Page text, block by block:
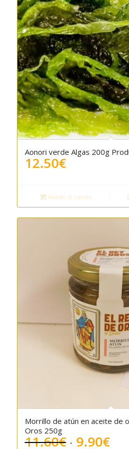
5.00
Aonori verde Algas 200g
12.50€
Añadir al carrito
Morrillo de atún en aceite de
Oros 250g
11.60€ El9.90€El